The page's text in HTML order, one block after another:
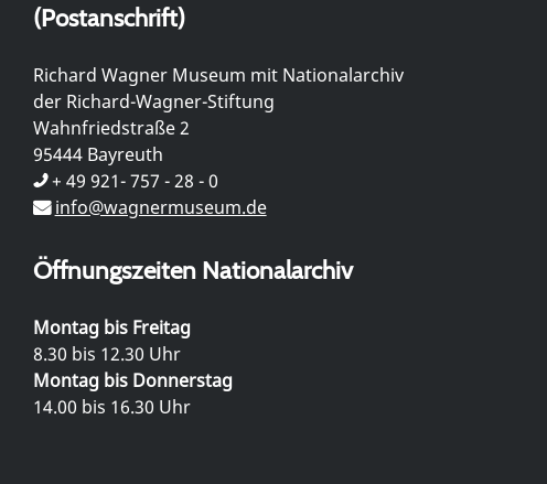
(Postanschrift)
Richard Wagner Museum mit Nationalarchiv
der Richard-Wagner-Stiftung
Wahnfriedstraße 2
95444 Bayreuth
+ 49 921- 757 - 28 - 0
info@wagnermuseum.de
Öffnungszeiten Nationalarchiv
Montag bis Freitag
8.30 bis 12.30 Uhr
Montag bis Donnerstag
14.00 bis 16.30 Uhr